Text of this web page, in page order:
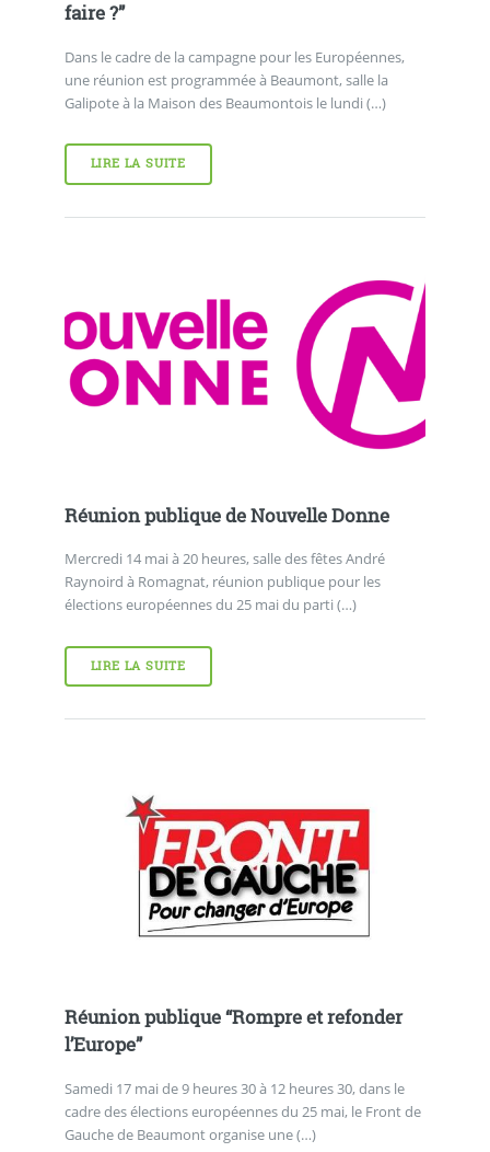
faire ?”
Dans le cadre de la campagne pour les Européennes,
une réunion est programmée à Beaumont, salle la
Galipote à la Maison des Beaumontois le lundi (…)
LIRE LA SUITE
Réunion publique de Nouvelle Donne
Mercredi 14 mai à 20 heures, salle des fêtes André
Raynoird à Romagnat, réunion publique pour les
élections européennes du 25 mai du parti (…)
LIRE LA SUITE
Réunion publique “Rompre et refonder
l’Europe”
Samedi 17 mai de 9 heures 30 à 12 heures 30, dans le
cadre des élections européennes du 25 mai, le Front de
Gauche de Beaumont organise une (…)